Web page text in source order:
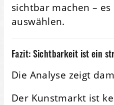
sichtbar machen –
auswählen.
Fazit: Sichtbarkeit ist ein
Die Analyse zeigt
Der Kunstmarkt ist